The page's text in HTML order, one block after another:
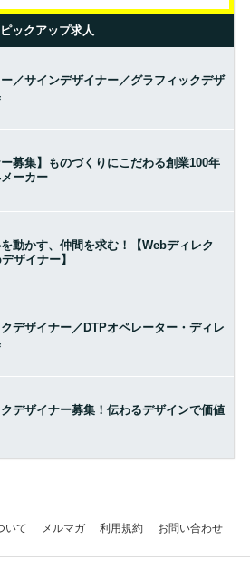
ピックアップ求人
／サインデザイナー／グラフィックデザ
ー募集】ものづくりにこだわる創業100年
ーカー
動かす、仲間を求む！【Webディレク
ザイナー】
デザイナー／DTPオペレーター・ディレ
デザイナー募集！伝わるデザインで価値
いて メルマガ 利用規約 お問い合わせ